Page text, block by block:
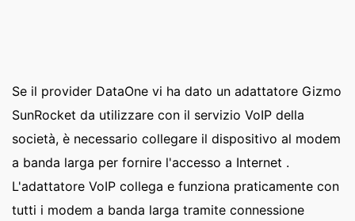
Se il provider DataOne vi ha dato un adattatore Gizmo
SunRocket da utilizzare con il servizio VoIP della
società, è necessario collegare il dispositivo al modem
a banda larga per fornire l'accesso a Internet .
L'adattatore VoIP collega e funziona praticamente con
tutti i modem a banda larga tramite connessione